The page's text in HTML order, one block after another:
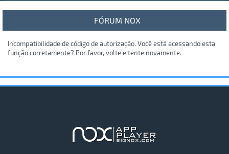
FÓRUM NOX
Incompatibilidade de código de autorização. Você está acessando esta
função corretamente? Por favor, volte e tente novamente.